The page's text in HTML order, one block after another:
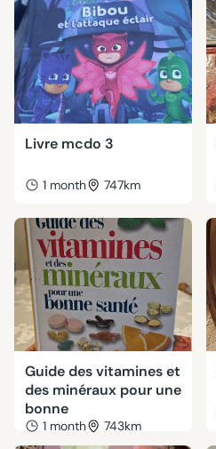
Livre mcdo 3
1 month 747km
Guide des vitamines et
des minéraux pour une
bonne
1 month 743km